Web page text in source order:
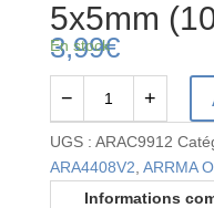
5x5mm
3,99€
En stock
quantité
de
AR724505
-
− +
UGS : ARAC9912
ARA4408V2 ARRMA
Informations